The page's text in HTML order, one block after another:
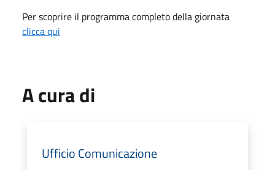
Per scoprire il programma completo della giornata
clicca qui
A cura di
Ufficio Comunicazione